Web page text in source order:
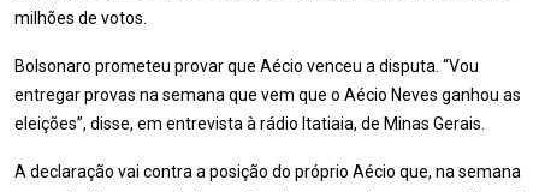
milhões de votos.
Bolsonaro prometeu provar que Aécio venceu a disputa. “Vou
entregar provas na semana que vem que o Aécio Neves ganhou as
eleições”, disse, em entrevista à rádio Itatiaia, de Minas Gerais.
A declaração vai contra a posição do próprio Aécio que, na semana